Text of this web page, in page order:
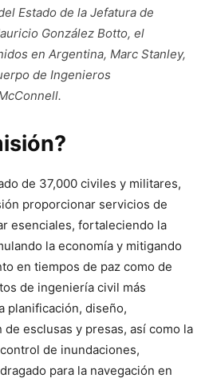
Estado de la Jefatura de
González Botto, el
en Argentina, Marc Stanley,
de Ingenieros
de 37,000 civiles y militares,
proporcionar servicios de
esenciales, fortaleciendo la
la economía y mitigando
en tiempos de paz como de
de ingeniería civil más
planificación, diseño,
esclusas y presas, así como la
de inundaciones,
para la navegación en